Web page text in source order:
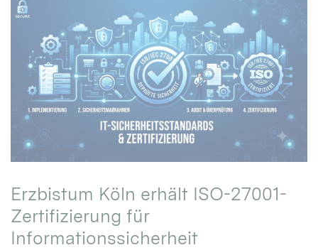
Erzbistum Köln erhält ISO-27001-
Zertifizierung für
Informationssicherheit